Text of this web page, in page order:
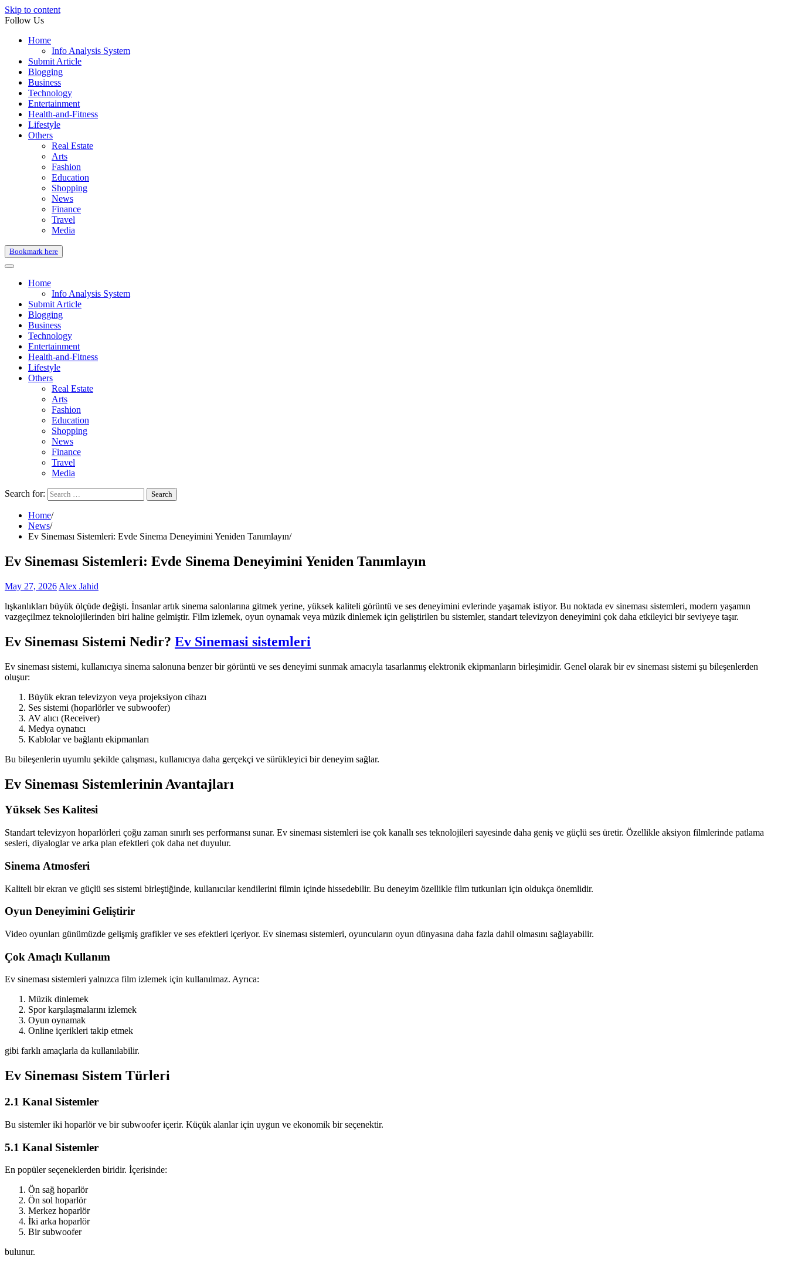
Skip to content
Follow Us
Home
Info Analysis System
Submit Article
Blogging
Business
Technology
Entertainment
Health-and-Fitness
Lifestyle
Others
Real Estate
Arts
Fashion
Education
Shopping
News
Finance
Travel
Media
Bookmark here
Home
Info Analysis System
Submit Article
Blogging
Business
Technology
Entertainment
Health-and-Fitness
Lifestyle
Others
Real Estate
Arts
Fashion
Education
Shopping
News
Finance
Travel
Media
Search for:
Home
News
Ev Sineması Sistemleri: Evde Sinema Deneyimini Yeniden Tanımlayın
Ev Sineması Sistemleri: Evde Sinema Deneyimini Yeniden Tanımlayın
May 27, 2026 Alex Jahid
lışkanlıkları büyük ölçüde değişti. İnsanlar artık sinema salonlarına gitmek yerine, yüksek kaliteli görüntü ve ses deneyimini evlerinde yaşamak istiyor. Bu noktada ev sineması sistemleri, modern yaşamın
vazgeçilmez teknolojilerinden biri haline gelmiştir. Film izlemek, oyun oynamak veya müzik dinlemek için geliştirilen bu sistemler, standart televizyon deneyimini çok daha etkileyici bir seviyeye taşır.
Ev Sineması Sistemi Nedir? Ev Sinemasi sistemleri
Ev sineması sistemi, kullanıcıya sinema salonuna benzer bir görüntü ve ses deneyimi sunmak amacıyla tasarlanmış elektronik ekipmanların birleşimidir. Genel olarak bir ev sineması sistemi şu bileşenlerden
oluşur:
Büyük ekran televizyon veya projeksiyon cihazı
Ses sistemi (hoparlörler ve subwoofer)
AV alıcı (Receiver)
Medya oynatıcı
Kablolar ve bağlantı ekipmanları
Bu bileşenlerin uyumlu şekilde çalışması, kullanıcıya daha gerçekçi ve sürükleyici bir deneyim sağlar.
Ev Sineması Sistemlerinin Avantajları
Yüksek Ses Kalitesi
Standart televizyon hoparlörleri çoğu zaman sınırlı ses performansı sunar. Ev sineması sistemleri ise çok kanallı ses teknolojileri sayesinde daha geniş ve güçlü ses üretir. Özellikle aksiyon filmlerinde patlama
sesleri, diyaloglar ve arka plan efektleri çok daha net duyulur.
Sinema Atmosferi
Kaliteli bir ekran ve güçlü ses sistemi birleştiğinde, kullanıcılar kendilerini filmin içinde hissedebilir. Bu deneyim özellikle film tutkunları için oldukça önemlidir.
Oyun Deneyimini Geliştirir
Video oyunları günümüzde gelişmiş grafikler ve ses efektleri içeriyor. Ev sineması sistemleri, oyuncuların oyun dünyasına daha fazla dahil olmasını sağlayabilir.
Çok Amaçlı Kullanım
Ev sineması sistemleri yalnızca film izlemek için kullanılmaz. Ayrıca:
Müzik dinlemek
Spor karşılaşmalarını izlemek
Oyun oynamak
Online içerikleri takip etmek
gibi farklı amaçlarla da kullanılabilir.
Ev Sineması Sistem Türleri
2.1 Kanal Sistemler
Bu sistemler iki hoparlör ve bir subwoofer içerir. Küçük alanlar için uygun ve ekonomik bir seçenektir.
5.1 Kanal Sistemler
En popüler seçeneklerden biridir. İçerisinde:
Ön sağ hoparlör
Ön sol hoparlör
Merkez hoparlör
İki arka hoparlör
Bir subwoofer
bulunur.